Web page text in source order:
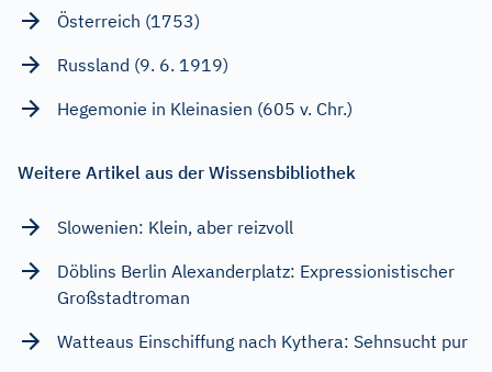
Österreich (1753)
Russland (9. 6. 1919)
Hegemonie in Kleinasien (605 v. Chr.)
Weitere Artikel aus der Wissensbibliothek
Slowenien: Klein, aber reizvoll
Döblins Berlin Alexanderplatz: Expressionistischer
Großstadtroman
Watteaus Einschiffung nach Kythera: Sehnsucht pur